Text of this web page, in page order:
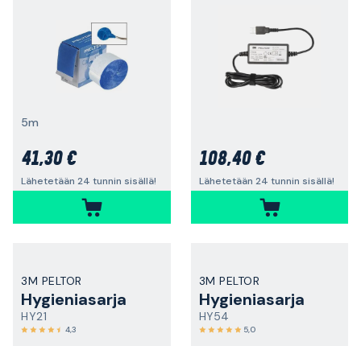
5m
41,30 €
Lähetetään 24 tunnin sisällä!
108,40 €
Lähetetään 24 tunnin sisällä!
3M PELTOR
Hygieniasarja
HY21
4,3
3M PELTOR
Hygieniasarja
HY54
5,0